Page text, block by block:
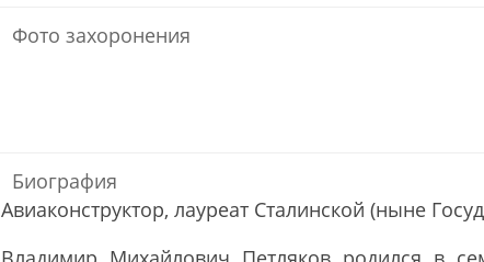
Фото захоронения
Биография
Авиаконструктор, лауреат Сталинской (ныне